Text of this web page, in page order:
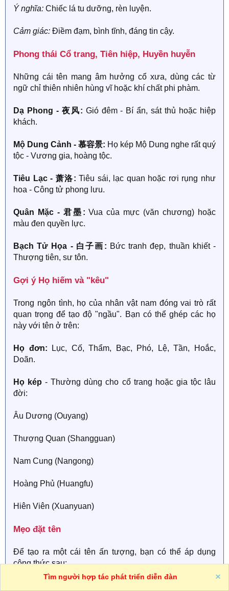
Ý nghĩa: Chiếc lá tu dưỡng, rèn luyện.
Cảm giác: Điềm đạm, bình tĩnh, đáng tin cậy.
Phong thái Cổ trang, Tiên hiệp, Huyền huyễn​
Những cái tên mang âm hưởng cổ xưa, dùng các từ
ngữ chỉ thiên nhiên hùng vĩ hoặc khí chất phi phàm.
Dạ Phong - 夜风: Gió đêm - Bí ẩn, sát thủ hoặc hiệp
khách.
Mộ Dung Cảnh - 慕容景: Họ kép Mộ Dung nghe rất quý
tộc - Vương gia, hoàng tộc.
Tiêu Lạc - 萧洛: Tiêu sái, lạc quan hoặc rơi rụng như
hoa - Công tử phong lưu.
Quân Mặc - 君墨: Vua của mực (văn chương) hoặc
màu đen quyền lực.
Bạch Tử Họa - 白子画: Bức tranh đẹp, thuần khiết -
Thượng tiên, sư tôn.
Gợi ý Họ hiếm và "kêu"​
Trong ngôn tình, họ của nhân vật nam đóng vai trò rất
quan trọng để tạo độ "ngầu". Bạn có thể ghép các họ
này với tên ở trên:
Họ đơn: Lục, Cố, Thẩm, Bạc, Phó, Lệ, Tần, Hoắc,
Doãn.
Họ kép - Thường dùng cho cổ trang hoặc gia tộc lâu
đời:
Âu Dương (Ouyang)
Thượng Quan (Shangguan)
Nam Cung (Nangong)
Hoàng Phủ (Huangfu)
Hiên Viên (Xuanyuan)
Mẹo đặt tên​
Để tạo ra một cái tên ấn tượng, bạn có thể áp dụng
công thức sau:
Tìm người hợp tác phát triển diễn đàn